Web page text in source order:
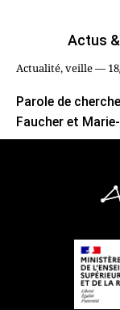
Actus
Actualité, veille —
Parole de
Faucher et